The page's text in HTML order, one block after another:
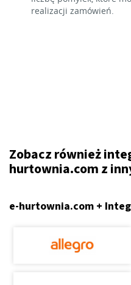
realizacji zamówień.
Zobacz również
hurtownia.com z
e-hurtownia.com +